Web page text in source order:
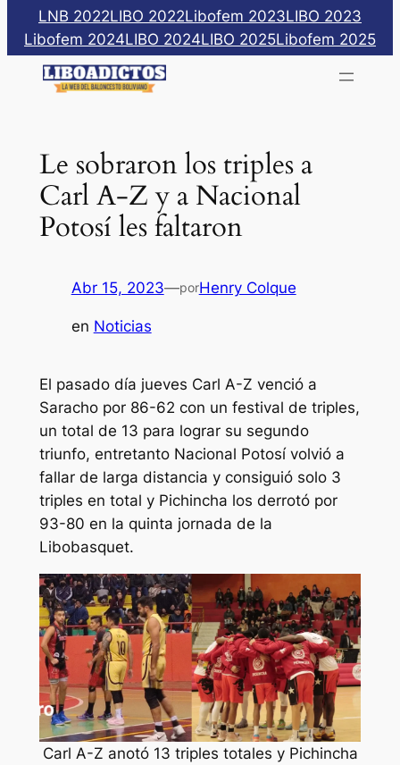
Saltar
contenido
LNB 2022LIBO 2022Libofem 2023LIBO 2023
Libofem 2024LIBO 2024LIBO 2025Libofem 2025
Le sobraron los triples a
Carl A-Z y a Nacional
Potosí les faltaron
Abr 15, 2023—porHenry Colque
en Noticias
El pasado día jueves Carl A-Z venció a
Saracho por 86-62 con un festival de triples,
un total de 13 para lograr su segundo
triunfo, entretanto Nacional Potosí volvió a
fallar de larga distancia y consiguió solo 3
triples en total y Pichincha los derrotó por
93-80 en la quinta jornada de la
Libobasquet.
Carl A-Z anotó 13 triples totales y Pichincha